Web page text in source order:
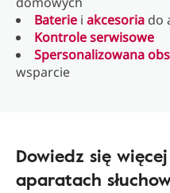
Baterie i akcesoria do
Kontrole serwisowe
Spersonalizowana
wsparcie
Dowiedz się
aparatach